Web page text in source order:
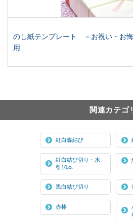
のし紙テンプレート －お祝い・お
用
関連カテゴ
紅白蝶結び
紅白結び切り・水
引10本
黒白結び切り
赤棒